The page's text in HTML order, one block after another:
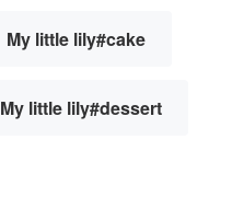
My little lily#cake
My little lily#dessert